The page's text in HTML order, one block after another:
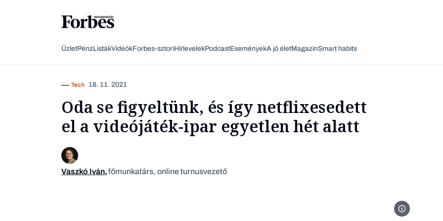
ÜzletPénzListákVideókForbes-sztoriHírlevelekPodcastEseményekA jó életMagazinSmart habits
Forza Horizon
Tech 18. 11. 2021
Oda se figyeltünk, és így netflixesedett
el a videójáték-ipar egyetlen hét alatt
Vaszkó Iván,főmunkatárs, online turnusvezető